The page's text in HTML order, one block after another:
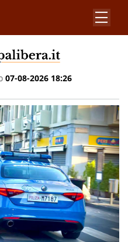
07-08-2026 18:26